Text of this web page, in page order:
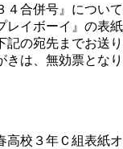
４合併号』について
レイボーイ』の表紙
記の宛先までお送り
は、無効票となり
校３年Ｃ組表紙オ